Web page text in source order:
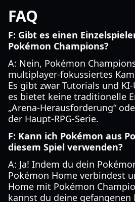
FAQ
F: Gibt es einen
Pokémon Champions?
A: Nein, Pokémon
multiplayer-fokussiertes
Es gibt zwar Tutorials und
es bietet keine traditionelle
„Arena-Herausforderung“
der Haupt-RPG-Serie.
F: Kann ich Pokémon aus
diesem Spiel verwenden?
A: Ja! Indem du dein
Pokémon Home verbindest
Home mit Pokémon
kannst du deine gefangenen